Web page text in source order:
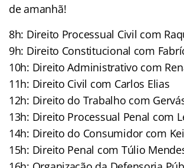
de amanhã!
8h: Direito Processual Civil com
9h: Direito Constitucional com
10h: Direito Administrativo com
11h: Direito Civil com Carlos Elias
12h: Direito do Trabalho com
13h: Direito Processual Penal com
14h: Direito do Consumidor com
15h: Direito Penal com Túlio